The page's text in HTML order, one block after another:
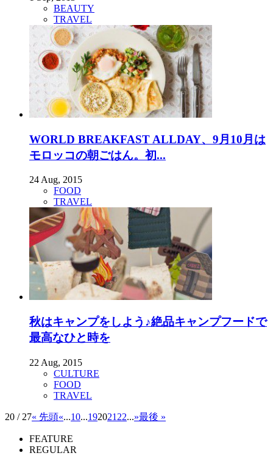
BEAUTY
TRAVEL
WORLD BREAKFAST ALLDAY、9月10月は
モロッコの朝ごはん。初...
24 Aug, 2015
FOOD
TRAVEL
秋はキャンプをしよう♪絶品キャンプフードで
最高なひと時を
22 Aug, 2015
CULTURE
FOOD
TRAVEL
20 / 27« 先頭«...10...192021 22...»最後 »
FEATURE
REGULAR